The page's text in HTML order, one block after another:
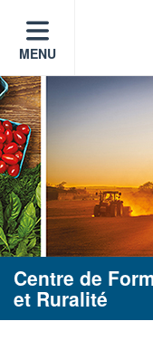
MENU
Centre de
et Ruralité